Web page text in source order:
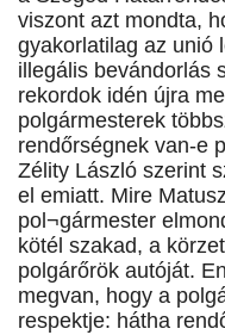
viszont azt mondta,
gyakorlatilag az unió
illegális bevándorlás
rekordok idén újra
polgármesterek
rendőrségnek van-e
Zélity László szerint
el emiatt. Mire
pol¬gármester
kötél szakad, a
polgárőrök autóját.
megvan, hogy a
respektje: hátha